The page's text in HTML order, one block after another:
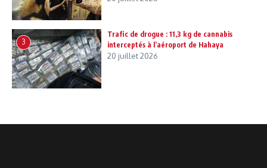
3
Trafic de drogue : 11,3 kg de cannabis
interceptés à l’aéroport de Hahaya
20 juillet 2026